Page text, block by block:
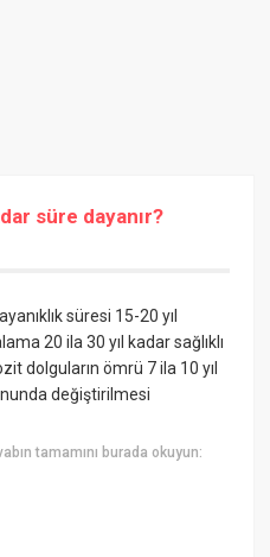
süre dayanır?
süresi 15-20 yıl
20 ila 30 yıl kadar sağlıklı
dolguların ömrü 7 ila 10 yıl
değiştirilmesi
tamamını burada okuyun: